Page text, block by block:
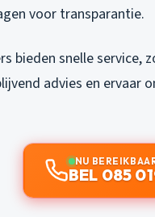
voor transparantie.
bieden snelle service,
advies en ervaar
NU
BEL 085